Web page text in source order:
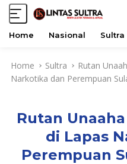
Home Nasional Sultra
Home Sultra
Rutan
Narkotika dan Perempuan
Rutan
di Lapas
Perempuan